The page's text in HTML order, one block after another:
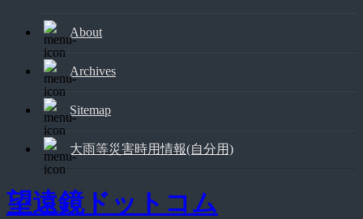
About
Archives
Sitemap
大雨等災害時用情報(自分用)
望遠鏡ドットコム